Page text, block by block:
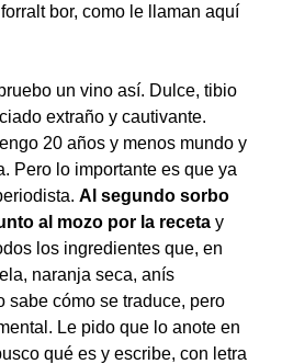
bor, como le llaman aquí
un vino así. Dulce, tibio
extraño y cautivante.
20 años y menos mundo y
Pero lo importante es que ya
Al segundo sorbo
al mozo por la receta y
los ingredientes que, en
naranja seca, anís
sabe cómo se traduce, pero
Le pido que lo anote en
qué es y escribe, con letra